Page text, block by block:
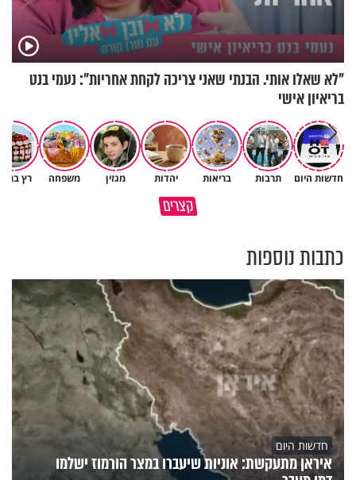
"לא שאלו אותי. הבנתי שאני צריכה לקחת אחריות": נעמי בנט
בריאיון אישי
חדשות היום תרבות בריאות יהדות מגזין משפחה רץ
קצרים
תשתמש באהבה של השם לטובתך
פותחים פתח קטן - ומקבלים
כתבות נוספות
חדשות היום
איראן מתעקשת: אוניות שיעברו במצר הורמוז ישלמו